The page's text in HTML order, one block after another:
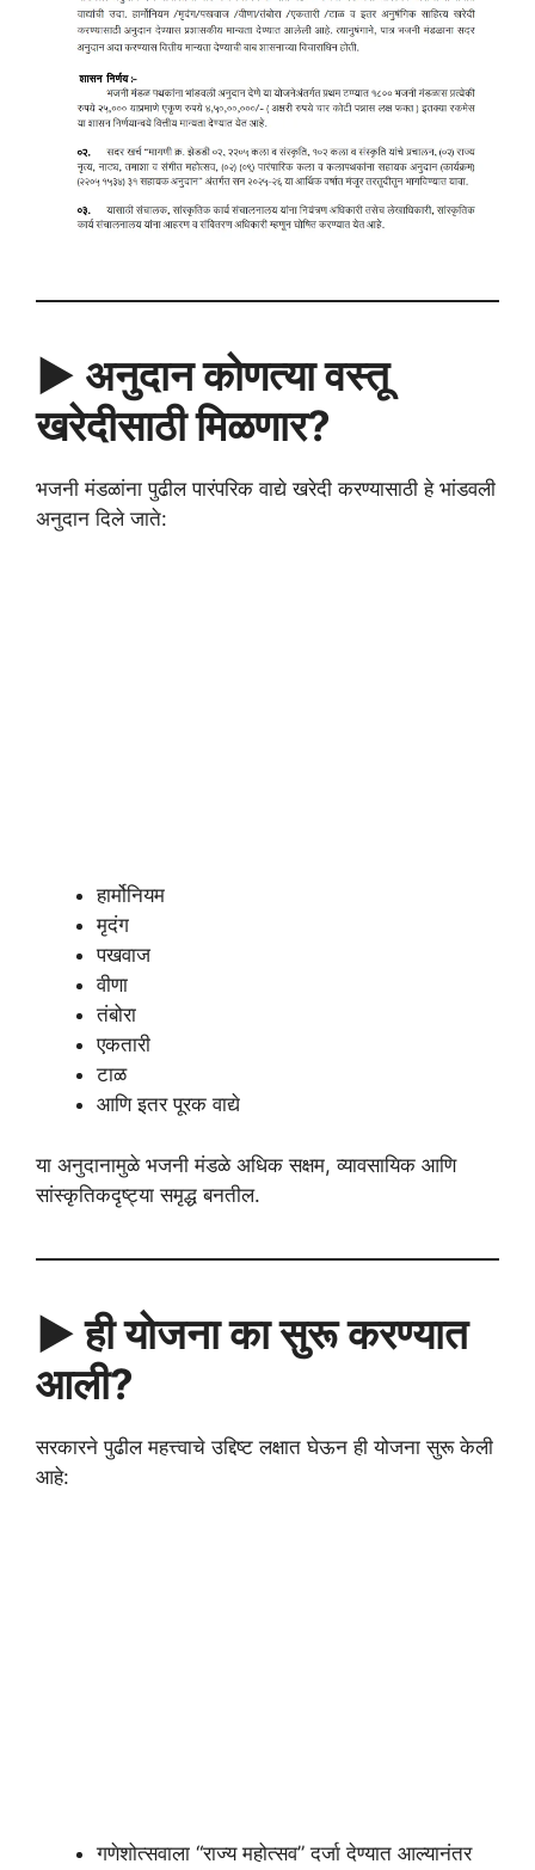
▶️ अनुदान कोणत्या वस्तू
खरेदीसाठी मिळणार?
भजनी मंडळांना पुढील पारंपरिक वाद्ये खरेदी करण्यासाठी हे भांडवली
अनुदान दिले जाते:
हार्मोनियम
मृदंग
पखवाज
वीणा
तंबोरा
एकतारी
टाळ
आणि इतर पूरक वाद्ये
या अनुदानामुळे भजनी मंडळे अधिक सक्षम, व्यावसायिक आणि
सांस्कृतिकदृष्ट्या समृद्ध बनतील.
▶️ ही योजना का सुरू करण्यात
आली?
सरकारने पुढील महत्त्वाचे उद्दिष्ट लक्षात घेऊन ही योजना सुरू केली
आहे:
गणेशोत्सवाला “राज्य महोत्सव” दर्जा देण्यात आल्यानंतर